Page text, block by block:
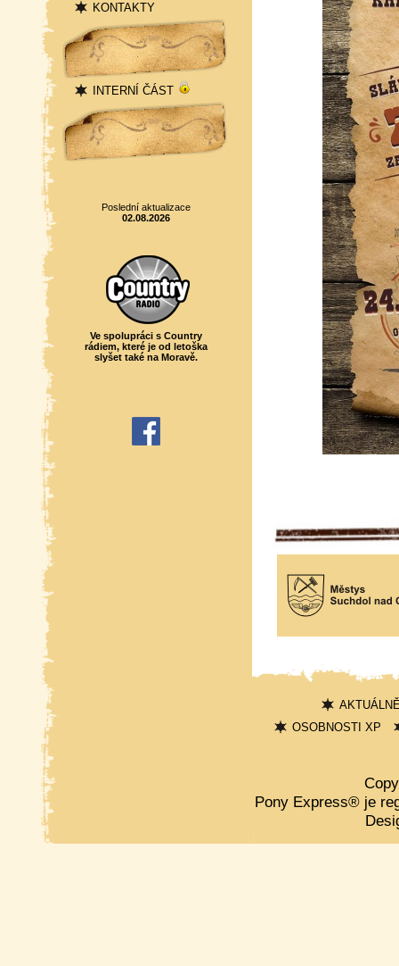
KONTAKTY
Přihlášení
INTERNÍ ČÁST
Statistika
Poslední aktualizace
02.08.2026
Ve spolupráci s Country
rádiem, které je od letoška
slyšet také na Moravě.
OSOBNOSTI XP
Pony Express® je